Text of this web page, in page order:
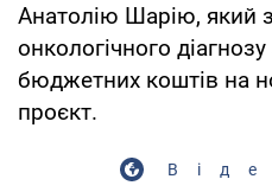
Анатолію Шарію, який
онкологічного
бюджетних коштів на
проєкт.